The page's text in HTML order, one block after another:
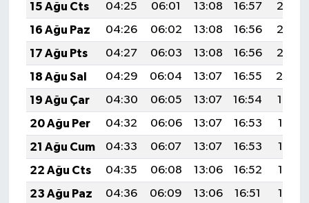
15 Ağu Cts
04:25 06:01 13:08 16:57
20:05
16 Ağu Paz
04:26 06:02 13:08 16:56
20:03
17 Ağu Pts
04:27 06:03 13:08 16:56
20:02
18 Ağu Sal
04:29 06:04 13:07 16:55
20:00
19 Ağu Çar
04:30 06:05 13:07 16:54
19:59
20 Ağu Per
04:32 06:06 13:07 16:53
19:58
21 Ağu Cum
04:33 06:07 13:07 16:53
19:56
22 Ağu Cts
04:35 06:08 13:06 16:52
19:55
23 Ağu Paz
04:36 06:09 13:06 16:51
19:53